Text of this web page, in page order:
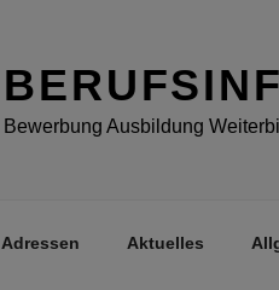
Bewerbung Ausbildung
Adressen Aktuelles